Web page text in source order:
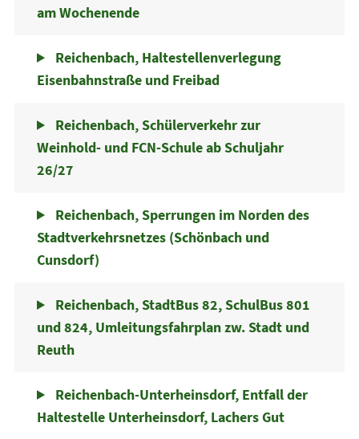
am Wochenende
Reichenbach, Haltestellenverlegung
Eisenbahnstraße und Freibad
Reichenbach, Schülerverkehr zur
Weinhold- und FCN-Schule ab Schuljahr
26/27
Reichenbach, Sperrungen im Norden des
Stadtverkehrsnetzes (Schönbach und
Cunsdorf)
Reichenbach, StadtBus 82, SchulBus 801
und 824, Umleitungsfahrplan zw. Stadt und
Reuth
Reichenbach-Unterheinsdorf, Entfall der
Haltestelle Unterheinsdorf, Lachers Gut